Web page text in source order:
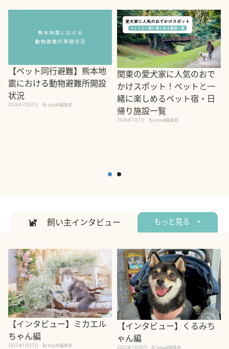
【ペット同行避難】熊本地
震における動物避難所開設
状況
2026年7月30日 By equall編集部
関東の愛犬家に人気のおで
かけスポット！ペットと一
緒に楽しめるペット宿・日
帰り施設一覧
2026年7月7日 By equall編集部
飼い主インタビュー もっと見る +
【インタビュー】ミカエル
ちゃん編
2025年1月31日 By equall編集部
【インタビュー】くるみち
ゃん編
2025年1月30日 By equall編集部